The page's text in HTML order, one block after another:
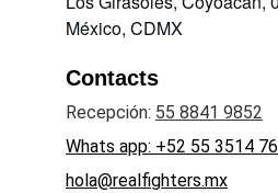
México, CDMX
Contacts
Recepción: 55 8841 9852
Whats app: +52 55 3514
hola@realfighters.mx